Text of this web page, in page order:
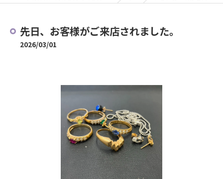
先日、お客様がご来店されました。
2026/03/01